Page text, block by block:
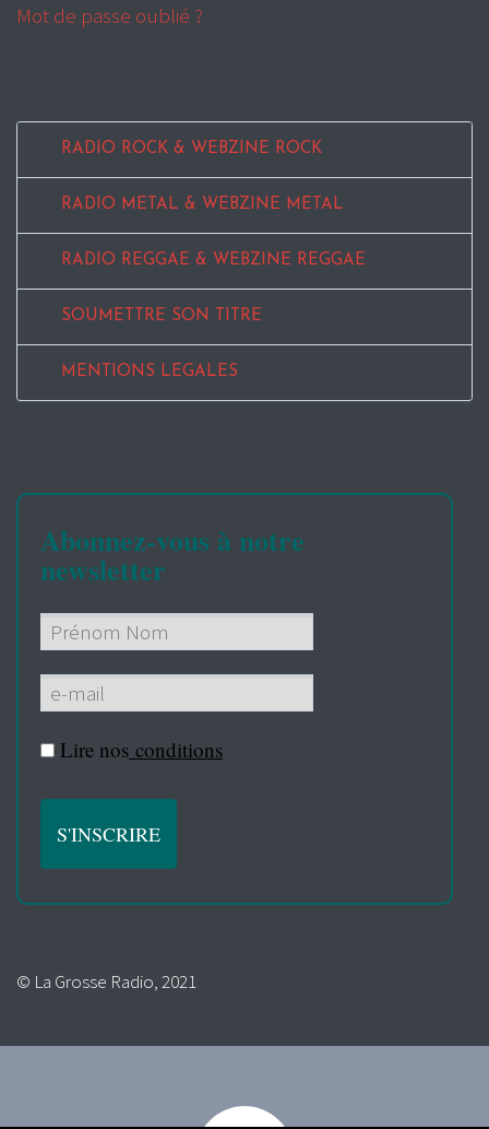
Mot de passe oublié ?
RADIO ROCK & WEBZINE ROCK
RADIO METAL & WEBZINE METAL
RADIO REGGAE & WEBZINE REGGAE
SOUMETTRE SON TITRE
MENTIONS LEGALES
Abonnez-vous à notre
newsletter
Lire nos conditions
© La Grosse Radio, 2021